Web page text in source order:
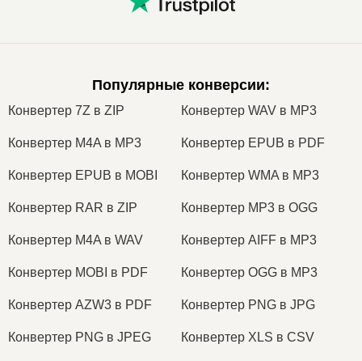
Популярные конверсии:
Конвертер 7Z в ZIP Конвертер WAV в MP3
Конвертер M4A в MP3 Конвертер EPUB в PDF
Конвертер EPUB в MOBI Конвертер WMA в MP3
Конвертер RAR в ZIP Конвертер MP3 в OGG
Конвертер M4A в WAV Конвертер AIFF в MP3
Конвертер MOBI в PDF Конвертер OGG в MP3
Конвертер AZW3 в PDF Конвертер PNG в JPG
Конвертер PNG в JPEG Конвертер XLS в CSV